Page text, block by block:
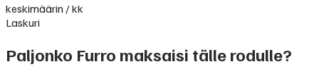
keskimäärin / kk
Laskuri
Paljonko Furro maksaisi tälle rodulle?